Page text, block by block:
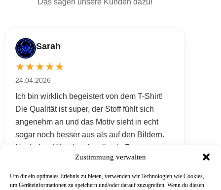
Zustimmung verwalten
Um dir ein optimales Erlebnis zu bieten, verwenden wir Technologien wie Cookies,
um Geräteinformationen zu speichern und/oder darauf zuzugreifen. Wenn du diesen
sogar noch besser aus als auf den Bildern.
kräftig. Werde definitiv noch eins bestellen!